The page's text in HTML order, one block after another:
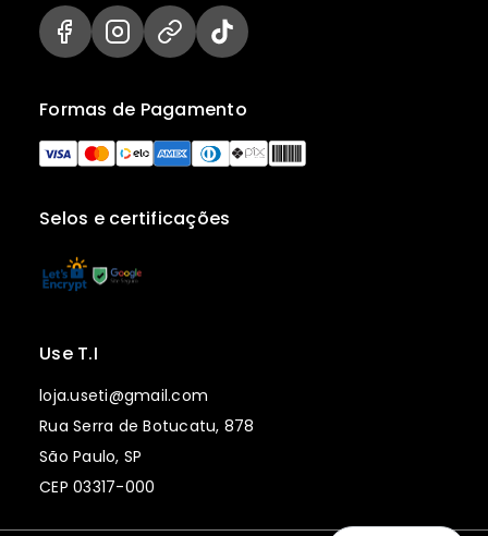
Selos e certificações
Formas de Pagamento
Use T.I
loja.useti@gmail.com
Rua Serra de Botucatu, 878
São Paulo, SP
CEP 03317-000